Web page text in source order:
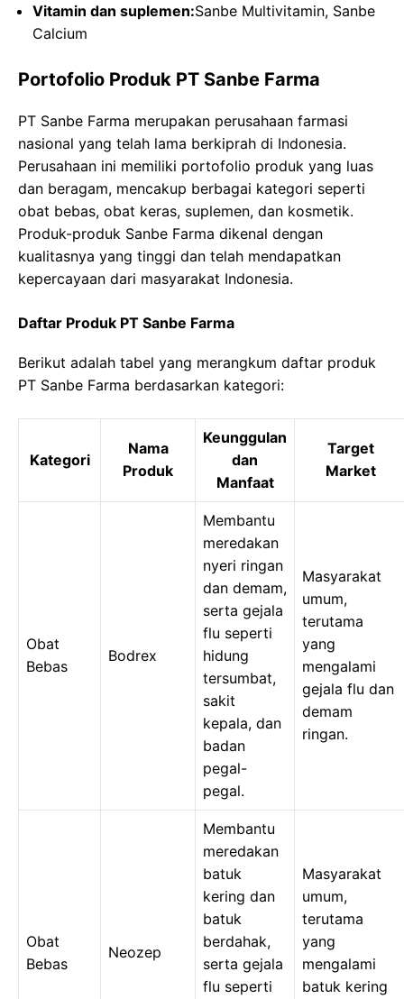
Vitamin dan suplemen:Sanbe Multivitamin, Sanbe
Calcium
Portofolio Produk PT Sanbe Farma
PT Sanbe Farma merupakan perusahaan farmasi
nasional yang telah lama berkiprah di Indonesia.
Perusahaan ini memiliki portofolio produk yang luas
dan beragam, mencakup berbagai kategori seperti
obat bebas, obat keras, suplemen, dan kosmetik.
Produk-produk Sanbe Farma dikenal dengan
kualitasnya yang tinggi dan telah mendapatkan
kepercayaan dari masyarakat Indonesia.
Daftar Produk PT Sanbe Farma
Berikut adalah tabel yang merangkum daftar produk
PT Sanbe Farma berdasarkan kategori:
Kategori
Nama
Produk
Keunggulan
dan
Manfaat
Target
Market
Obat
Bebas
Bodrex
Membantu
meredakan
nyeri ringan
dan demam,
serta gejala
flu seperti
hidung
tersumbat,
sakit
kepala, dan
badan
pegal-
pegal.
Masyarakat
umum,
terutama
yang
mengalami
gejala flu dan
demam
ringan.
Obat
Bebas
Neozep
Membantu
meredakan
batuk
kering dan
batuk
berdahak,
serta gejala
flu seperti
Masyarakat
umum,
terutama
yang
mengalami
batuk kering